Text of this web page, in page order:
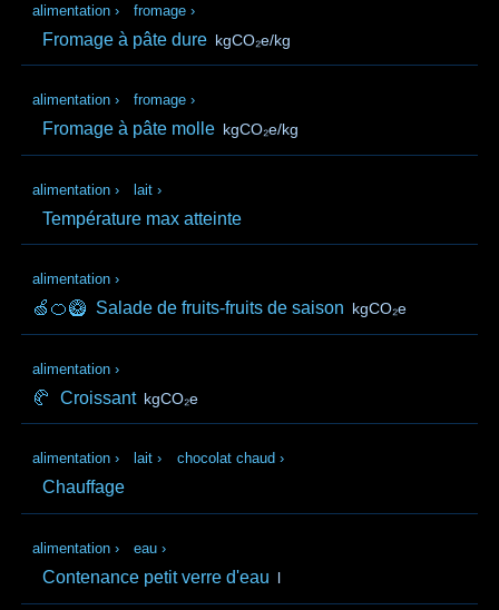
alimentation › fromage ›
Fromage à pâte dure kgCO₂e/kg
alimentation › fromage ›
Fromage à pâte molle kgCO₂e/kg
alimentation › lait ›
Température max atteinte
alimentation ›
🍏🍊🥝 Salade de fruits-fruits de saison kgCO₂e
alimentation ›
🥐 Croissant kgCO₂e
alimentation › lait › chocolat chaud ›
Chauffage
alimentation › eau ›
Contenance petit verre d'eau l